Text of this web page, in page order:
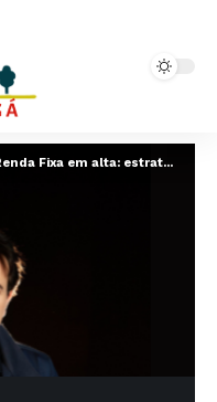
Fixa em alta: estratégias inteligentes para investir com segurança em tempos de incerteza